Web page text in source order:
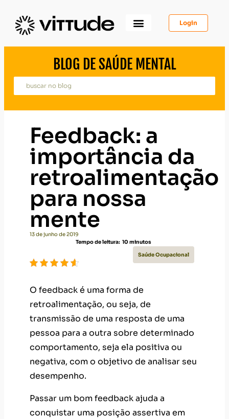
Login
BLOG DE SAÚDE MENTAL
Feedback: a
importância da
retroalimentação
para nossa
mente
13 de junho de 2019
Tempo de leitura: 10 minutos
Saúde Ocupacional
O feedback é uma forma de
retroalimentação, ou seja, de
transmissão de uma resposta de uma
pessoa para a outra sobre determinado
comportamento, seja ela positiva ou
negativa, com o objetivo de analisar seu
desempenho.
Passar um bom feedback ajuda a
conquistar uma posição assertiva em